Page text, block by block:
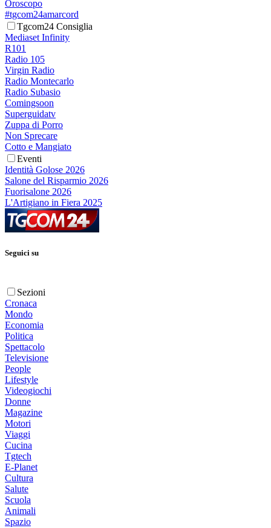
Oroscopo
#tgcom24amarcord
Tgcom24 Consiglia
Mediaset Infinity
R101
Radio 105
Virgin Radio
Radio Montecarlo
Radio Subasio
Comingsoon
Superguidatv
Zuppa di Porro
Non Sprecare
Cotto e Mangiato
Eventi
Identità Golose 2026
Salone del Risparmio 2026
Fuorisalone 2026
L'Artigiano in Fiera 2025
Seguici su
Sezioni
Cronaca
Mondo
Economia
Politica
Spettacolo
Televisione
People
Lifestyle
Videogiochi
Donne
Magazine
Motori
Viaggi
Cucina
Tgtech
E-Planet
Cultura
Salute
Scuola
Animali
Spazio